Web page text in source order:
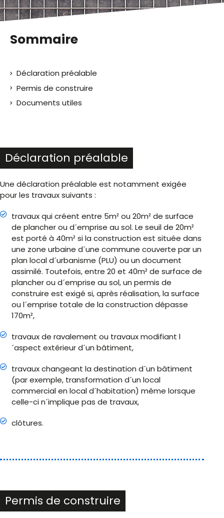
Sommaire
Déclaration préalable
Permis de construire
Documents utiles
Déclaration préalable
Une déclaration préalable est notamment exigée
pour les travaux suivants :
travaux qui créent entre 5m² ou 20m² de surface
de plancher ou d´emprise au sol. Le seuil de 20m²
est porté à 40m² si la construction est située dans
une zone urbaine d´une commune couverte par un
plan local d´urbanisme (PLU) ou un document
assimilé. Toutefois, entre 20 et 40m² de surface de
plancher ou d´emprise au sol, un permis de
construire est exigé si, après réalisation, la surface
ou l´emprise totale de la construction dépasse
170m²,
travaux de ravalement ou travaux modifiant l
´aspect extérieur d´un bâtiment,
travaux changeant la destination d´un bâtiment
(par exemple, transformation d´un local
commercial en local d´habitation) même lorsque
celle-ci n´implique pas de travaux,
clôtures.
Permis de construire